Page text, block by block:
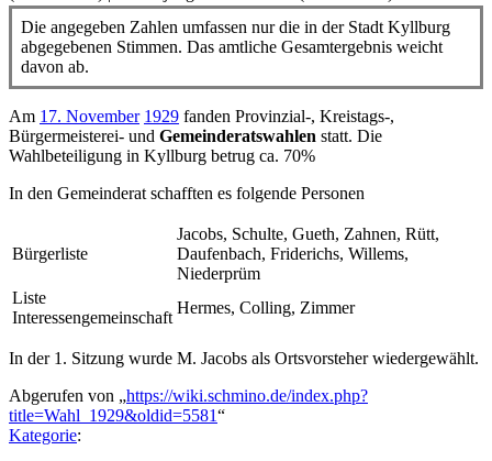
Die angegeben Zahlen umfassen nur die in der Stadt Kyllburg
abgegebenen Stimmen. Das amtliche Gesamtergebnis weicht
davon ab.
Am 17. November 1929 fanden Provinzial-, Kreistags-,
Bürgermeisterei- und Gemeinderatswahlen statt. Die
Wahlbeteiligung in Kyllburg betrug ca. 70%
In den Gemeinderat schafften es folgende Personen
Bürgerliste
Jacobs, Schulte, Gueth, Zahnen, Rütt,
Daufenbach, Friderichs, Willems,
Niederprüm
Liste
Interessengemeinschaft
Hermes, Colling, Zimmer
In der 1. Sitzung wurde M. Jacobs als Ortsvorsteher wiedergewählt.
Abgerufen von „https://wiki.schmino.de/index.php?
title=Wahl_1929&oldid=5581“
Kategorie: